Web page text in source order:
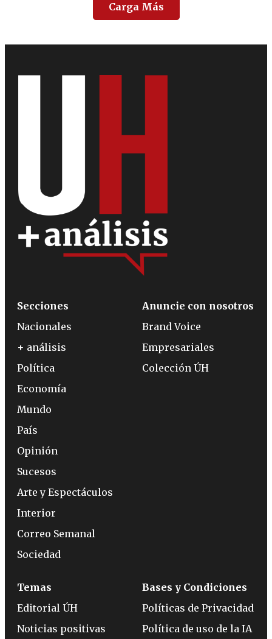
Carga Más
Secciones
Nacionales
+ análisis
Política
Economía
Mundo
País
Opinión
Sucesos
Arte y Espectáculos
Interior
Correo Semanal
Sociedad
Anuncie con nosotros
Brand Voice
Empresariales
Colección ÚH
Temas
Editorial ÚH
Noticias positivas
Bases y Condiciones
Políticas de Privacidad
Política de uso de la IA